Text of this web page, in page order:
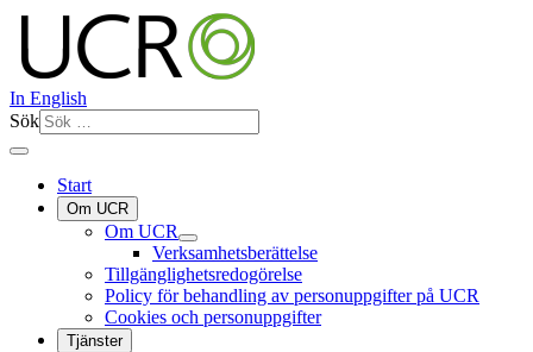
In English
Sök
Start
Om UCR
Om UCR
Verksamhetsberättelse
Tillgänglighetsredogörelse
Policy för behandling av personuppgifter på UCR
Cookies och personuppgifter
Tjänster